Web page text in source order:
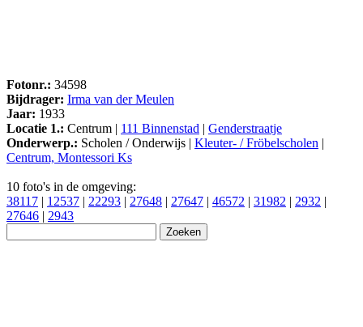
Fotonr.: 34598
Bijdrager: Irma van der Meulen
Jaar: 1933
Locatie 1.: Centrum | 111 Binnenstad | Genderstraatje
Onderwerp.: Scholen / Onderwijs | Kleuter- / Fröbelscholen |
Centrum, Montessori Ks
10 foto's in de omgeving:
38117 | 12537 | 22293 | 27648 | 27647 | 46572 | 31982 | 2932 |
27646 | 2943